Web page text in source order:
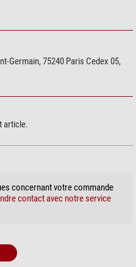
Germain, 75240 Paris Cedex 05,
article.
concernant votre commande
contact avec notre service